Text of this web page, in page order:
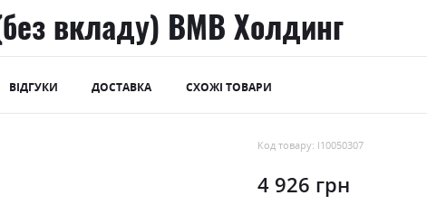
вкладу) ВМВ Холдинг
ВІДГУКИ ДОСТАВКА СХОЖІ ТОВАРИ
Код товару: l10050307
4 926 грн